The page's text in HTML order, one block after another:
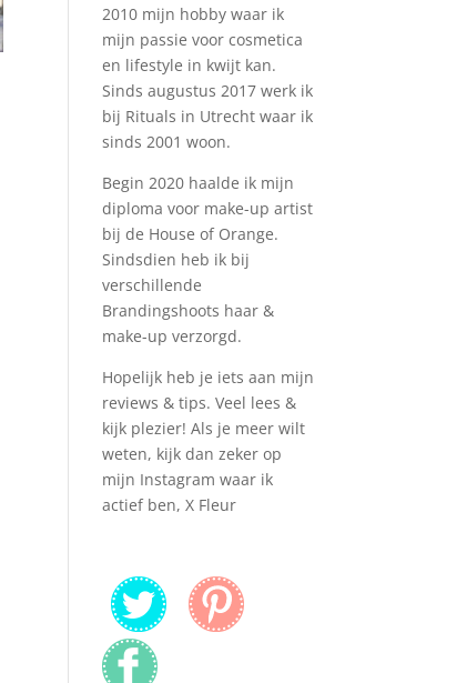
2010 mijn hobby waar ik
mijn passie voor cosmetica
en lifestyle in kwijt kan.
Sinds augustus 2017 werk ik
bij Rituals in Utrecht waar ik
sinds 2001 woon.
Begin 2020 haalde ik mijn
diploma voor make-up artist
bij de House of Orange.
Sindsdien heb ik bij
verschillende
Brandingshoots haar &
make-up verzorgd.
Hopelijk heb je iets aan mijn
reviews & tips. Veel lees &
kijk plezier! Als je meer wilt
weten, kijk dan zeker op
mijn Instagram waar ik
actief ben, X Fleur